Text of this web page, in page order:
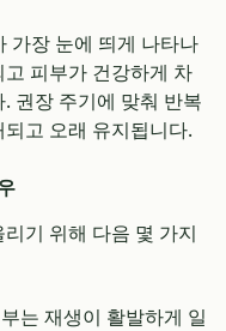
가장 눈에 띄게 나타나
피부가 건강하게 차
권장 주기에 맞춰 반복
고 오래 유지됩니다.
기 위해 다음 몇 가지
는 재생이 활발하게 일